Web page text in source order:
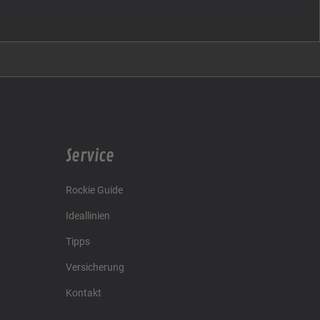
Service
Rockie Guide
Ideallinien
Tipps
Versicherung
Kontakt